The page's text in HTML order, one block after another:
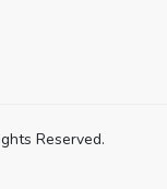
Reserved.